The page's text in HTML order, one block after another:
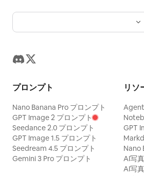
プロンプト
Nano Banana Pro プロンプト
GPT Image 2 プロンプト
Seedance 2.0 プロンプト
GPT Image 1.5 プロンプト
Seedream 4.5 プロンプト
Gemini 3 Pro プロンプト
リソ
GPT
Nano
AI写
AI写